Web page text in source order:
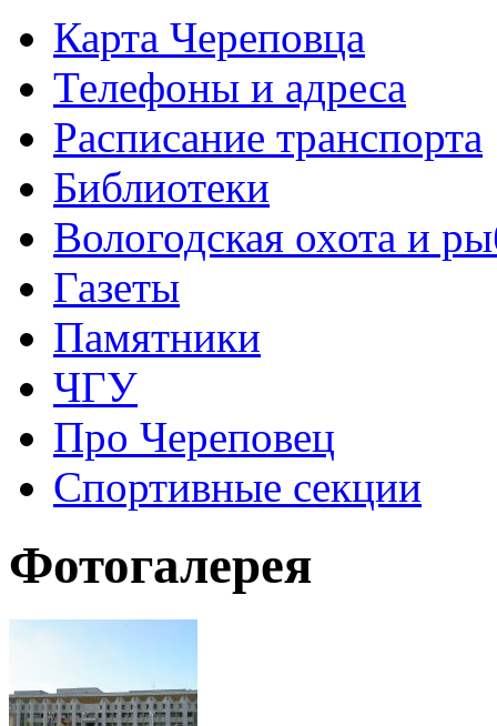
Карта Череповца
Телефоны и адреса
Расписание транспорта
Библиотеки
Вологодская охота и
Газеты
Памятники
ЧГУ
Про Череповец
Спортивные секции
Фотогалерея